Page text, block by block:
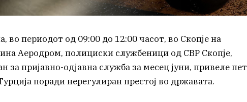
во периодот од 09:00 до 12:00 часот, во Скопје на
Аеродром, полициски службеници од СВР Скопје,
за пријавно-одјавна служба за месец јуни, привеле пет
поради нерегулиран престој во државата.